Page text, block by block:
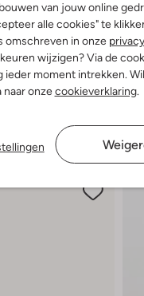
van jouw online
alle cookies" te
omschreven in onze
wijzigen? Via de
ieder moment intrekken.
naar onzecookieverklaring.